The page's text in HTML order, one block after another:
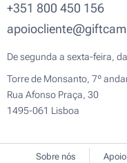
+351 800 450 156
De segunda a sexta-feira,
Torre de Monsanto, 7º
Rua Afonso Praça, 30
1495-061 Lisboa
Sobre nós